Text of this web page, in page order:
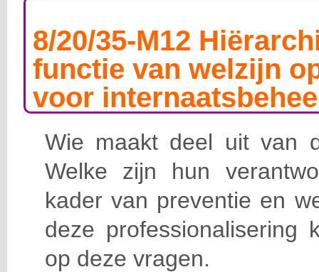
8/20/35-M12
functie van welzijn
voor
Wie maakt deel uit van
Welke zijn hun
kader van preventie en
deze professionalisering
op deze vragen.